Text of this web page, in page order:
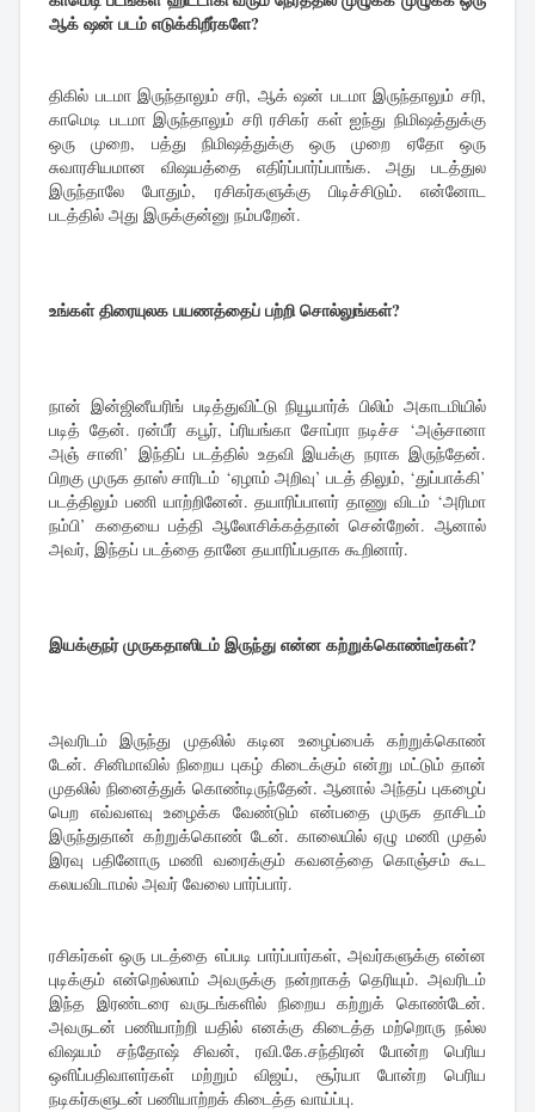
ஆக் ஷன் படம் எடுக்கிறீர்களே?
திகில் படமா இருந்தாலும் சரி, ஆக் ஷன் படமா இருந்தாலும் சரி,
காமெடி படமா இருந்தாலும் சரி ரசிகர் கள் ஐந்து நிமிஷத்துக்கு
ஒரு முறை, பத்து நிமிஷத்துக்கு ஒரு முறை ஏதோ ஒரு
சுவாரசியமான விஷயத்தை எதிர்ப்பார்ப்பாங்க. அது படத்துல
இருந்தாலே போதும், ரசிகர்களுக்கு பிடிச்சிடும். என்னோட
படத்தில் அது இருக்குன்னு நம்பறேன்.
உங்கள் திரையுலக பயணத்தைப் பற்றி சொல்லுங்கள்?
நான் இன்ஜினீயரிங் படித்துவிட்டு நியூயார்க் பிலிம் அகாடமியில்
படித் தேன். ரன்பீர் கபூர், ப்ரியங்கா சோப்ரா நடிச்ச ‘அஞ்சானா
அஞ் சானி’ இந்திப் படத்தில் உதவி இயக்கு நராக இருந்தேன்.
பிறகு முருக தாஸ் சாரிடம் ‘ஏழாம் அறிவு’ படத் திலும், ‘துப்பாக்கி’
படத்திலும் பணி யாற்றினேன். தயாரிப்பாளர் தாணு விடம் ‘அரிமா
நம்பி’ கதையை பத்தி ஆலோசிக்கத்தான் சென்றேன். ஆனால்
அவர், இந்தப் படத்தை தானே தயாரிப்பதாக கூறினார்.
இயக்குநர் முருகதாஸிடம் இருந்து என்ன கற்றுக்கொண்டீர்கள்?
அவரிடம் இருந்து முதலில் கடின உழைப்பைக் கற்றுக்கொண்
டேன். சினிமாவில் நிறைய புகழ் கிடைக்கும் என்று மட்டும் தான்
முதலில் நினைத்துக் கொண்டிருந்தேன். ஆனால் அந்தப் புகழைப்
பெற எவ்வளவு உழைக்க வேண்டும் என்பதை முருக தாசிடம்
இருந்துதான் கற்றுக்கொண் டேன். காலையில் ஏழு மணி முதல்
இரவு பதினோரு மணி வரைக்கும் கவனத்தை கொஞ்சம் கூட
கலயவிடாமல் அவர் வேலை பார்ப்பார்.
ரசிகர்கள் ஒரு படத்தை எப்படி பார்ப்பார்கள், அவர்களுக்கு என்ன
புடிக்கும் என்றெல்லாம் அவருக்கு நன்றாகத் தெரியும். அவரிடம்
இந்த இரண்டரை வருடங்களில் நிறைய கற்றுக் கொண்டேன்.
அவருடன் பணியாற்றி யதில் எனக்கு கிடைத்த மற்றொரு நல்ல
விஷயம் சந்தோஷ் சிவன், ரவி.கே.சந்திரன் போன்ற பெரிய
ஒளிப்பதிவாளர்கள் மற்றும் விஜய், சூர்யா போன்ற பெரிய
நடிகர்களுடன் பணியாற்றக் கிடைத்த வாய்ப்பு.